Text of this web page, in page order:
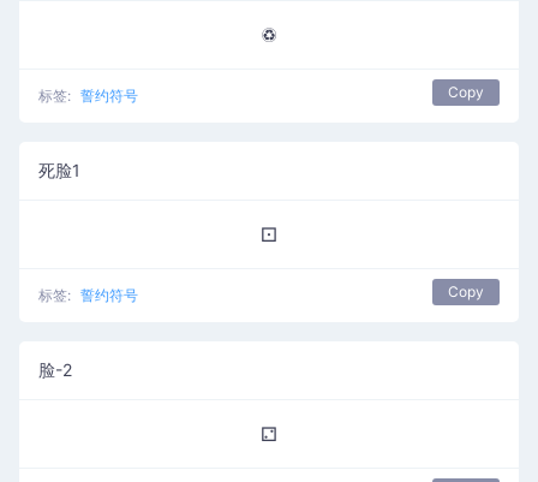
♽
标签: 誓约符号 Copy
死脸1
⚀
标签: 誓约符号 Copy
脸-2
⚁